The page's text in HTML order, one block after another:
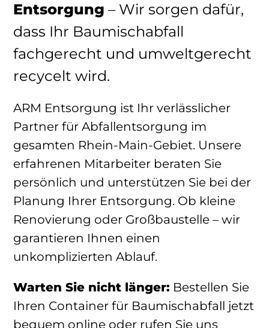
Entsorgung – Wir sorgen dafür,
dass Ihr Baumischabfall
fachgerecht und umweltgerecht
recycelt wird.
ARM Entsorgung ist Ihr verlässlicher
Partner für Abfallentsorgung im
gesamten Rhein-Main-Gebiet. Unsere
erfahrenen Mitarbeiter beraten Sie
persönlich und unterstützen Sie bei der
Planung Ihrer Entsorgung. Ob kleine
Renovierung oder Großbaustelle – wir
garantieren Ihnen einen
unkomplizierten Ablauf.
Warten Sie nicht länger: Bestellen Sie
Ihren Container für Baumischabfall jetzt
bequem online oder rufen Sie uns